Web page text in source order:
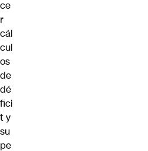
ce
r
cál
cul
os
de
dé
fici
t y
su
pe